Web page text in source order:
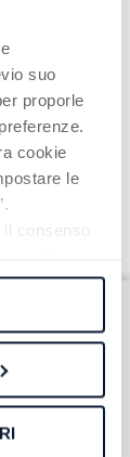
suo
proporle
cookie
le
il consenso
e
al corretto